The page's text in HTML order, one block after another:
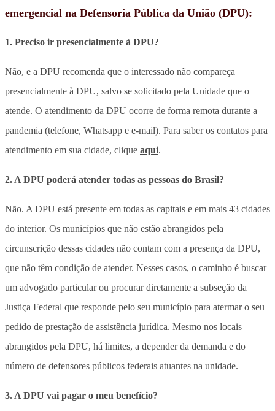
emergencial na Defensoria Pública da União (DPU):
1. Preciso ir presencialmente à DPU?
Não, e a DPU recomenda que o interessado não compareça
presencialmente à DPU, salvo se solicitado pela Unidade que o
atende. O atendimento da DPU ocorre de forma remota durante a
pandemia (telefone, Whatsapp e e-mail). Para saber os contatos para
atendimento em sua cidade, clique aqui.
2. A DPU poderá atender todas as pessoas do Brasil?
Não. A DPU está presente em todas as capitais e em mais 43 cidades
do interior. Os municípios que não estão abrangidos pela
circunscrição dessas cidades não contam com a presença da DPU,
que não têm condição de atender. Nesses casos, o caminho é buscar
um advogado particular ou procurar diretamente a subseção da
Justiça Federal que responde pelo seu município para atermar o seu
pedido de prestação de assistência jurídica. Mesmo nos locais
abrangidos pela DPU, há limites, a depender da demanda e do
número de defensores públicos federais atuantes na unidade.
3. A DPU vai pagar o meu benefício?